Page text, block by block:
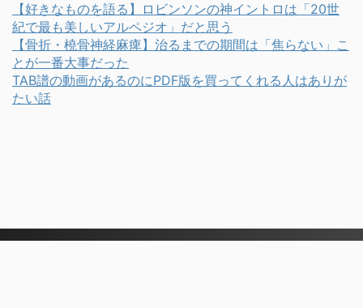
【好きなものを語る】ロビンソンの神イントロは「20世
紀で最も美しいアルペジオ」だと思う
【骨折・橈骨神経麻痺】治るまでの期間は「焦らない」こ
とが一番大事だった
TAB譜の動画があるのにPDF版を買ってくれる人はありが
たい話